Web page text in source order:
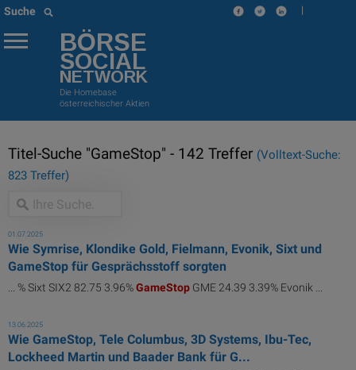
Suche |
BÖRSE
SOCIAL
NETWORK
Die Homebase
österreichischer Aktien
Titel-Suche "GameStop" - 142 Treffer (Volltext-Suche:
823 Treffer)
01.07.2025
Wie Symrise, Klondike Gold, Fielmann, Evonik, Sixt und
GameStop für Gesprächsstoff sorgten
... % Sixt SIX2 82.75 3.96%GameStop GME 24.39 3.39% Evonik ...
13.06.2025
Wie GameStop, Tele Columbus, 3D Systems, Ibu-Tec,
Lockheed Martin und Baader Bank für G...